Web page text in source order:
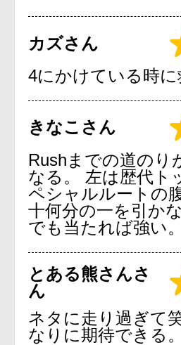
カズさん
4にかけている時
きなこさん
Rushまでの道のり
なる。 左は歴代ト
ペシャルルートの
十何分の一を引か
でも当たれば強い。
とある熊さんさ
ん
ネタに走り過ぎて
なりに期待できる